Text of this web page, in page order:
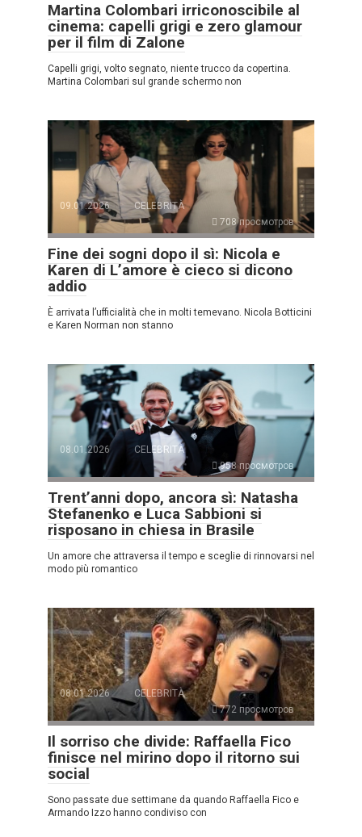
Martina Colombari irriconoscibile al
cinema: capelli grigi e zero glamour
per il film di Zalone
Capelli grigi, volto segnato, niente trucco da copertina.
Martina Colombari sul grande schermo non
09.01.2026
CELEBRITÀ
708 просмотров
Fine dei sogni dopo il sì: Nicola e
Karen di L’amore è cieco si dicono
addio
È arrivata l’ufficialità che in molti temevano. Nicola Botticini
e Karen Norman non stanno
08.01.2026
CELEBRITÀ
958 просмотров
Trent’anni dopo, ancora sì: Natasha
Stefanenko e Luca Sabbioni si
risposano in chiesa in Brasile
Un amore che attraversa il tempo e sceglie di rinnovarsi nel
modo più romantico
08.01.2026
CELEBRITÀ
772 просмотров
Il sorriso che divide: Raffaella Fico
finisce nel mirino dopo il ritorno sui
social
Sono passate due settimane da quando Raffaella Fico e
Armando Izzo hanno condiviso con